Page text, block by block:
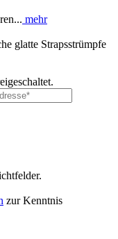
mehr
glatte Strapsstrümpfe
zur Kenntnis